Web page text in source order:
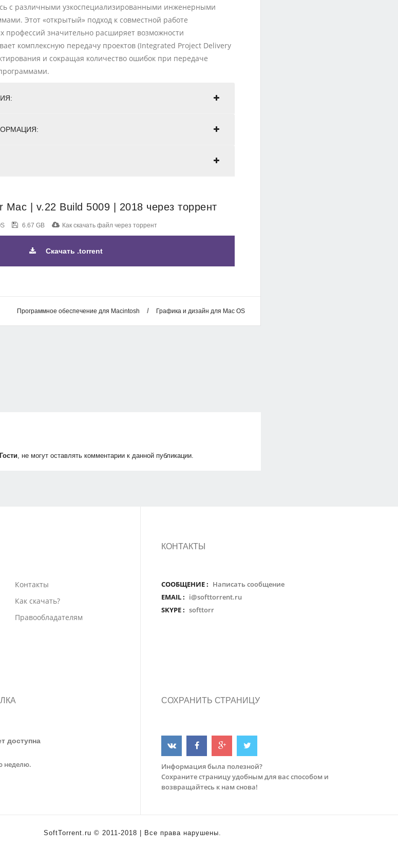
с различными узкоспециализированными инженерными
Этот «открытый» подход к совместной работе
профессий значительно расширяет возможности
комплексную передачу проектов (Integrated Project Delivery
и сокращая количество ошибок при передаче
Mac | v.22 Build 5009 | 2018 через торрент
6.67 GB Как скачать файл через торрент
Скачать .torrent
Программное обеспечение для Macintosh / Графика и дизайн для Mac OS
Гости, не могут оставлять комментарии к данной публикации.
Контакты
Как скачать?
Правообладателям
КОНТАКТЫ
СООБЩЕНИЕ : Написать сообщение
EMAIL : i@softtorrent.ru
SKYPE : softtorr
доступна
неделю.
СОХРАНИТЬ СТРАНИЦУ
Информация была полезной?
Сохраните страницу удобным для вас способом и
возвращайтесь к нам снова!
SoftTorrent.ru © 2011-2018 | Все права нарушены.